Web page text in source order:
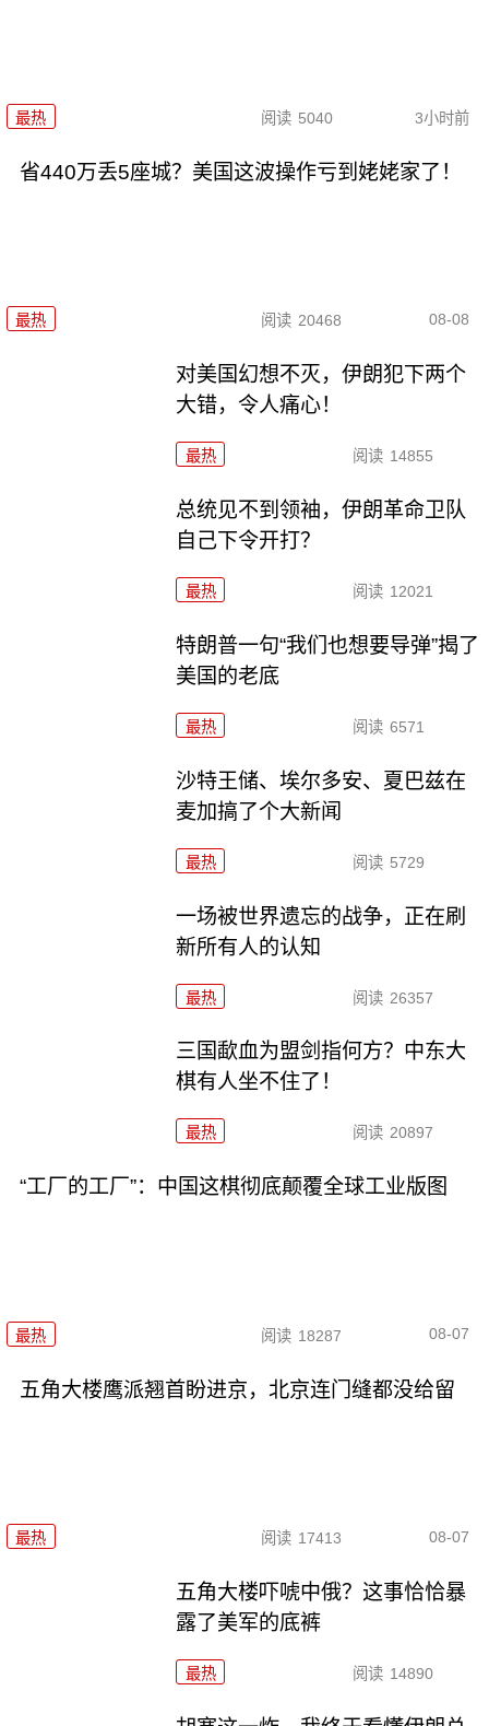
最热 阅读 5040 3小时前
省440万丢5座城？美国这波操作亏到姥姥家了！
最热 阅读 20468 08-08
对美国幻想不灭，伊朗犯下两个
大错，令人痛心！
最热 阅读 14855
总统见不到领袖，伊朗革命卫队
自己下令开打？
最热 阅读 12021
特朗普一句“我们也想要导弹”揭了
美国的老底
最热 阅读 6571
沙特王储、埃尔多安、夏巴兹在
麦加搞了个大新闻
最热 阅读 5729
一场被世界遗忘的战争，正在刷
新所有人的认知
最热 阅读 26357
三国歃血为盟剑指何方？中东大
棋有人坐不住了！
最热 阅读 20897
“工厂的工厂”：中国这棋彻底颠覆全球工业版图
最热 阅读 18287 08-07
五角大楼鹰派翘首盼进京，北京连门缝都没给留
最热 阅读 17413 08-07
五角大楼吓唬中俄？这事恰恰暴
露了美军的底裤
最热 阅读 14890